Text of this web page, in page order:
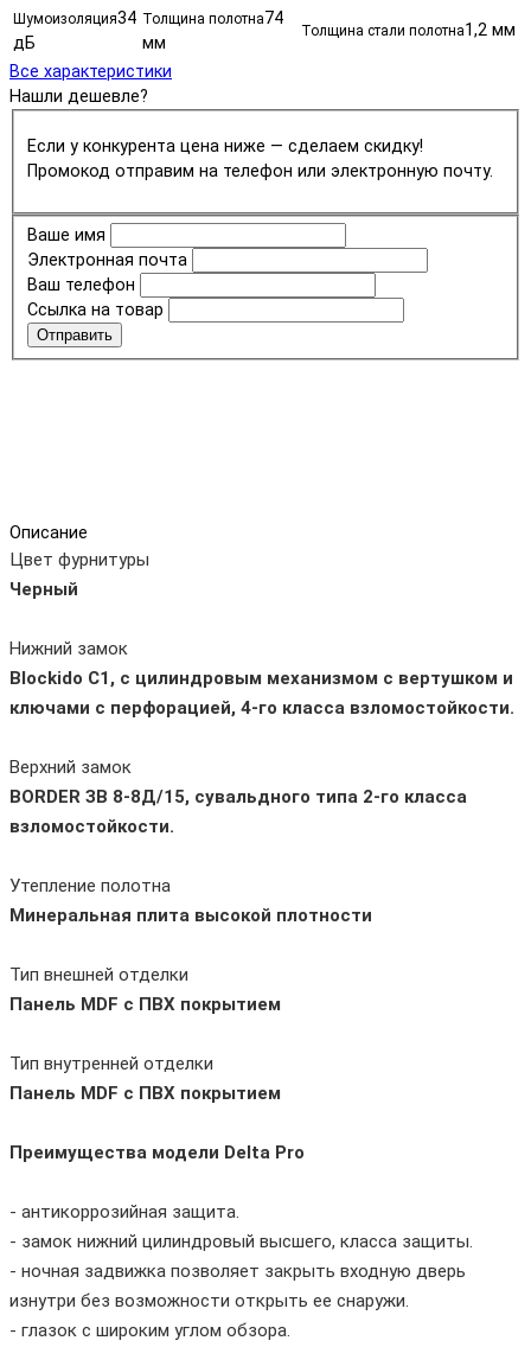
Шумоизоляция34
дБ
Толщина полотна74
мм
Толщина стали полотна1,2 мм
Все характеристики
Нашли дешевле?
Если у конкурента цена ниже — сделаем скидку!
Промокод отправим на телефон или электронную почту.
Ваше имя
Электронная почта
Ваш телефон
Ссылка на товар
Отправить
Описание
Цвет фурнитуры
Черный
Нижний замок
Blockido C1, с цилиндровым механизмом с вертушком и
ключами с перфорацией, 4-го класса взломостойкости.
Верхний замок
BORDER ЗВ 8-8Д/15, сувальдного типа 2-го класса
взломостойкости.
Утепление полотна
Минеральная плита высокой плотности
Тип внешней отделки
Панель MDF с ПВХ покрытием
Тип внутренней отделки
Панель MDF с ПВХ покрытием
Преимущества модели Delta Pro
- антикоррозийная защита.
- замок нижний цилиндровый высшего, класса защиты.
- ночная задвижка позволяет закрыть входную дверь
изнутри без возможности открыть ее снаружи.
- глазок с широким углом обзора.